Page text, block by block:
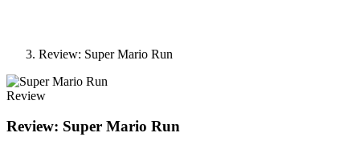
Review: Super Mario Run
Review
Review: Super Mario Run